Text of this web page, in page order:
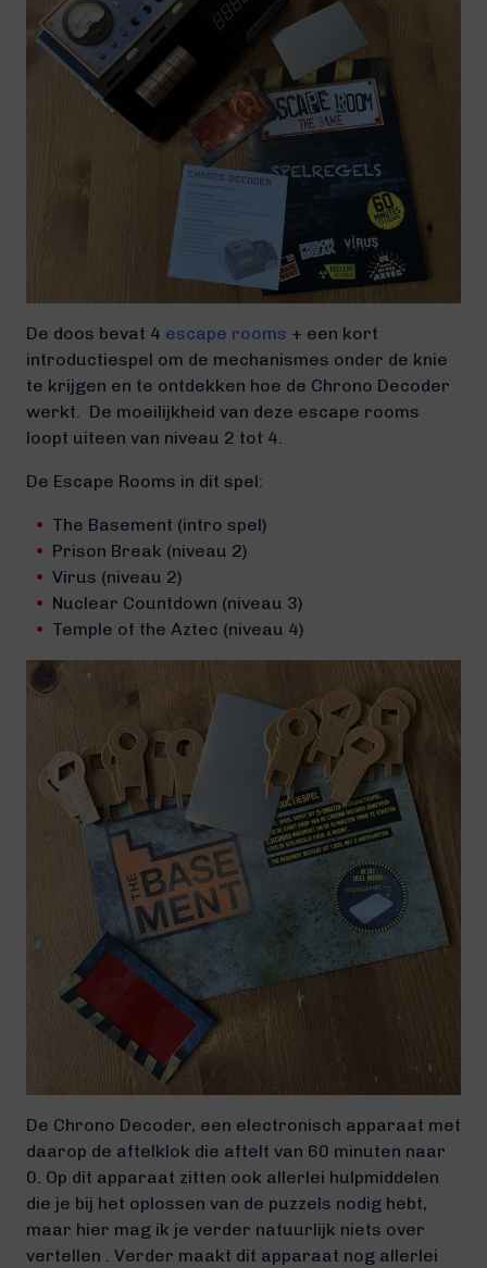
De doos bevat 4 escape rooms + een kort
introductiespel om de mechanismes onder de knie
te krijgen en te ontdekken hoe de Chrono Decoder
werkt. De moeilijkheid van deze escape rooms
loopt uiteen van niveau 2 tot 4.
De Escape Rooms in dit spel:
The Basement (intro spel)
Prison Break (niveau 2)
Virus (niveau 2)
Nuclear Countdown (niveau 3)
Temple of the Aztec (niveau 4)
De Chrono Decoder, een electronisch apparaat met
daarop de aftelklok die aftelt van 60 minuten naar
0. Op dit apparaat zitten ook allerlei hulpmiddelen
die je bij het oplossen van de puzzels nodig hebt,
maar hier mag ik je verder natuurlijk niets over
vertellen . Verder maakt dit apparaat nog allerlei